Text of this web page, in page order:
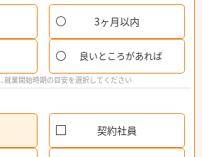
3ヶ月以内
良いところがあれば
就業開始時期の目安を選択してください
契約社員